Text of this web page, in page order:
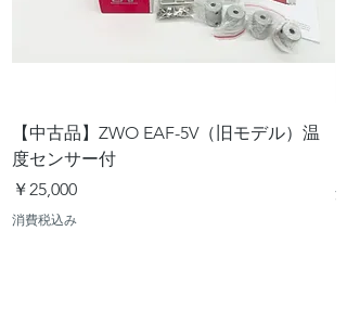
【中古品】ZWO EAF-5V（旧モデル）温
度センサー付
価格
￥25,000
消費税込み